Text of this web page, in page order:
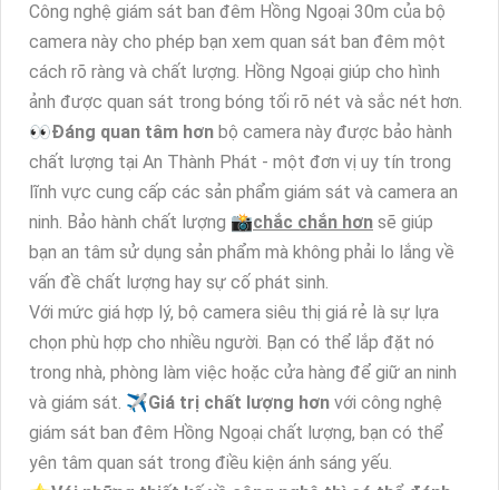
Công nghệ giám sát ban đêm Hồng Ngoại 30m của bộ
camera này cho phép bạn xem quan sát ban đêm một
cách rõ ràng và chất lượng. Hồng Ngoại giúp cho hình
ảnh được quan sát trong bóng tối rõ nét và sắc nét hơn.
️👀Đáng quan tâm hơn bộ camera này được bảo hành
chất lượng tại An Thành Phát - một đơn vị uy tín trong
lĩnh vực cung cấp các sản phẩm giám sát và camera an
ninh. Bảo hành chất lượng 📸chắc chắn hơn sẽ giúp
bạn an tâm sử dụng sản phẩm mà không phải lo lắng về
vấn đề chất lượng hay sự cố phát sinh.
Với mức giá hợp lý, bộ camera siêu thị giá rẻ là sự lựa
chọn phù hợp cho nhiều người. Bạn có thể lắp đặt nó
trong nhà, phòng làm việc hoặc cửa hàng để giữ an ninh
và giám sát. ✈Giá trị chất lượng hơn với công nghệ
giám sát ban đêm Hồng Ngoại chất lượng, bạn có thể
yên tâm quan sát trong điều kiện ánh sáng yếu.